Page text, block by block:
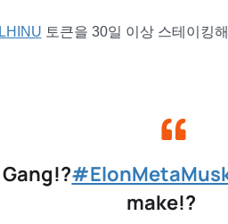
LHINU 토큰을 30일 이상 스테이킹
Gang!?
make!?